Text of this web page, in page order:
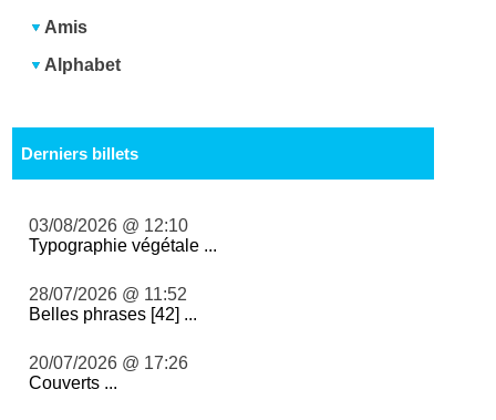
Amis
Alphabet
Derniers billets
03/08/2026 @ 12:10
Typographie végétale ...
28/07/2026 @ 11:52
Belles phrases [42] ...
20/07/2026 @ 17:26
Couverts ...